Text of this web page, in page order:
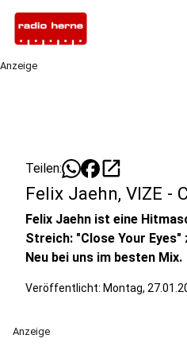
Anzeige
Teilen: open_in_new
Felix Jaehn, VIZE -
Felix Jaehn ist eine
Streich: "Close Your Eyes"
Neu bei uns im besten Mix.
Veröffentlicht: Montag,
Anzeige